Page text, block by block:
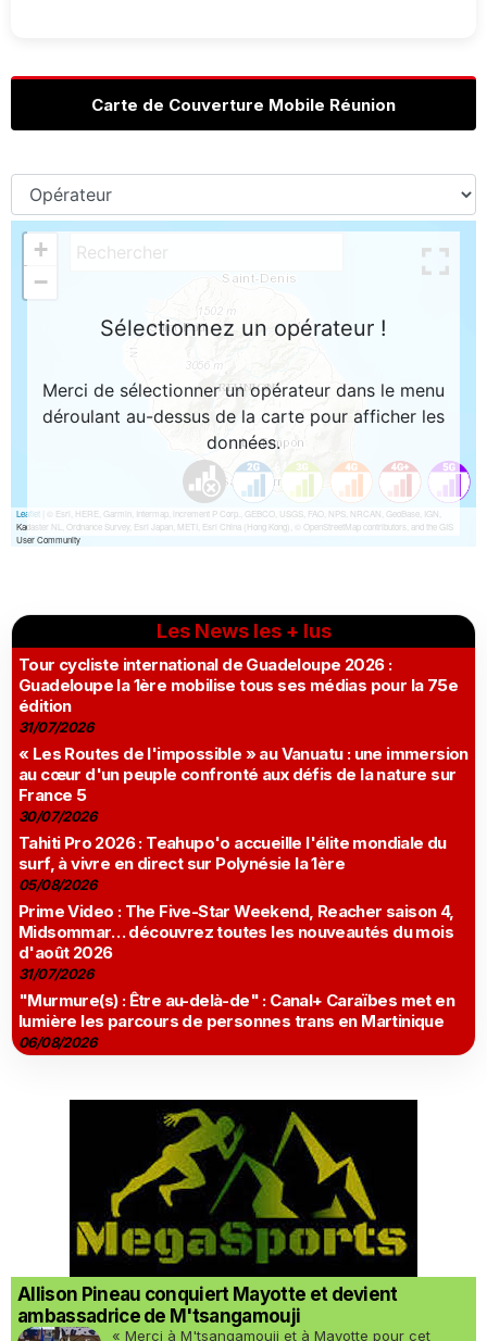
Carte de Couverture Mobile Réunion
Les News les + lus
Tour cycliste international de Guadeloupe 2026 :
Guadeloupe la 1ère mobilise tous ses médias pour la 75e
édition
31/07/2026
« Les Routes de l'impossible » au Vanuatu : une immersion
au cœur d'un peuple confronté aux défis de la nature sur
France 5
30/07/2026
Tahiti Pro 2026 : Teahupo'o accueille l'élite mondiale du
surf, à vivre en direct sur Polynésie la 1ère
05/08/2026
Prime Video : The Five-Star Weekend, Reacher saison 4,
Midsommar… découvrez toutes les nouveautés du mois
d'août 2026
31/07/2026
"Murmure(s) : Être au-delà-de" : Canal+ Caraïbes met en
lumière les parcours de personnes trans en Martinique
06/08/2026
Allison Pineau conquiert Mayotte et devient
ambassadrice de M'tsangamouji
« Merci à M'tsangamouji et à Mayotte pour cet